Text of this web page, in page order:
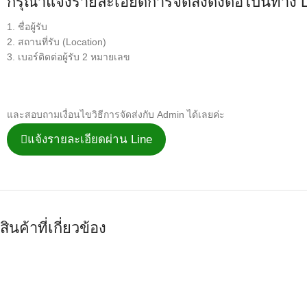
1. ชื่อผู้รับ
2. สถานที่รับ (Location)
3. เบอร์ติดต่อผู้รับ 2 หมายเลข
และสอบถามเงื่อนไขวิธีการจัดส่งกับ Admin ได้เลยค่ะ
แจ้งรายละเอียดผ่าน Line
สินค้าที่เกี่ยวข้อง